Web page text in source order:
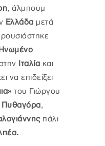
, άλμπουμ
Ελλάδα μετά
Ιταλία και
να επιδείξει
του Γιώργου
Πυθαγόρα,
πάλι